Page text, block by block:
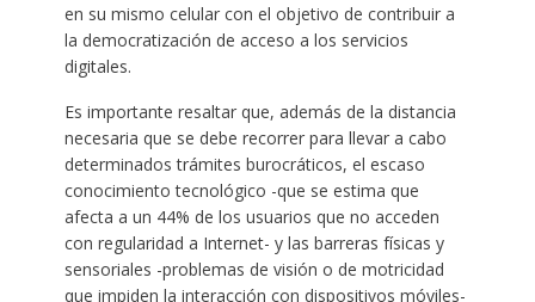
en su mismo celular con el objetivo de contribuir a
la democratización de acceso a los servicios
digitales.
Es importante resaltar que, además de la distancia
necesaria que se debe recorrer para llevar a cabo
determinados trámites burocráticos, el escaso
conocimiento tecnológico -que se estima que
afecta a un 44% de los usuarios que no acceden
con regularidad a Internet- y las barreras físicas y
sensoriales -problemas de visión o de motricidad
que impiden la interacción con dispositivos móviles-